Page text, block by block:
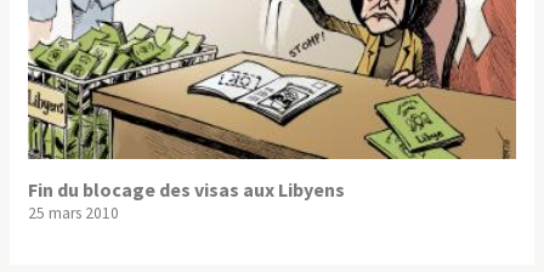
Fin du blocage des visas aux Libyens
25 mars 2010